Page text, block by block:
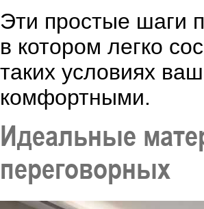
Эти простые шаги
в котором легко
таких условиях
комфортными.
Идеальные
переговорных